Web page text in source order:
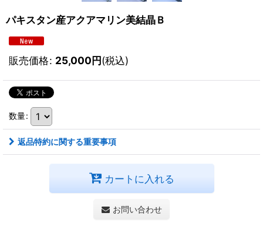
パキスタン産アクアマリン美結晶Ｂ
販売価格: 25,000円(税込)
数量:
返品特約に関する重要事項
カートに入れる
お問い合わせ